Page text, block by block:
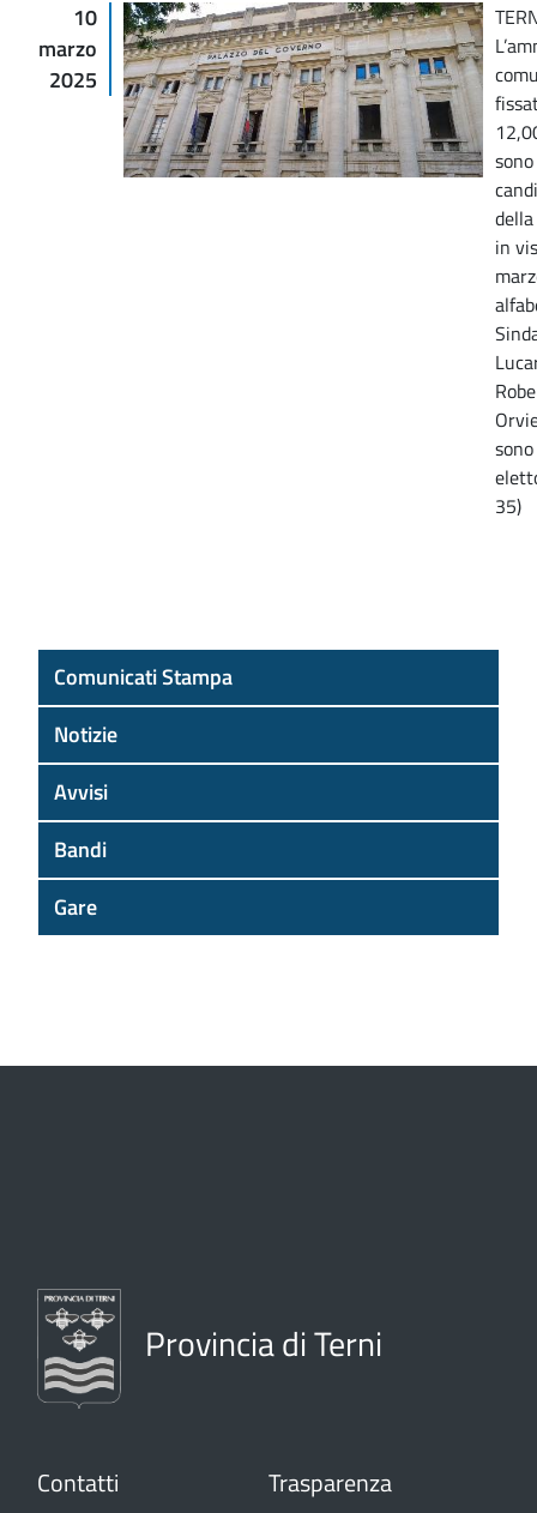
10
marzo
2025
in
35)
Comunicati Stampa
Notizie
Avvisi
Bandi
Gare
Provincia di Terni
Contatti Trasparenza